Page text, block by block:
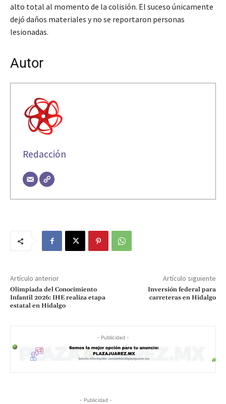
alto total al momento de la colisión. El suceso únicamente
dejó daños materiales y no se reportaron personas
lesionadas.
Autor
Redacción
Artículo anterior
Olimpiada del Conocimiento
Infantil 2026: IHE realiza etapa
estatal en Hidalgo
Artículo siguiente
Inversión federal para
carreteras en Hidalgo
- Publicidad -
- Publicidad -